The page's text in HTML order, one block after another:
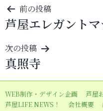
投
稿
ナ
ビ
ゲ
ー
シ
前の投稿
芦屋エレガント
次の投稿
真照寺
WEB制作・デザイン企画 芦屋
芦屋LIFE NEWS！
会社概要